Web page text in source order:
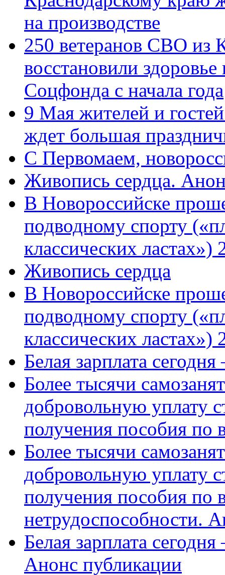
на производстве
250 ветеранов СВО из
восстановили
Соцфонда с начала года
9 Мая жителей и
ждет большая
C Первомаем,
Живопись сердца.
В Новороссийске
подводному спорту
классических
Живопись сердца
В Новороссийске
подводному спорту
классических ластах»)
Белая зарплата
Более тысячи
добровольную уплату
получения пособия по
Более тысячи
добровольную уплату
получения пособия по
нетрудоспособности.
Белая зарплата
Анонс публикации